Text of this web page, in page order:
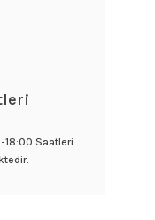
18:00 Saatleri